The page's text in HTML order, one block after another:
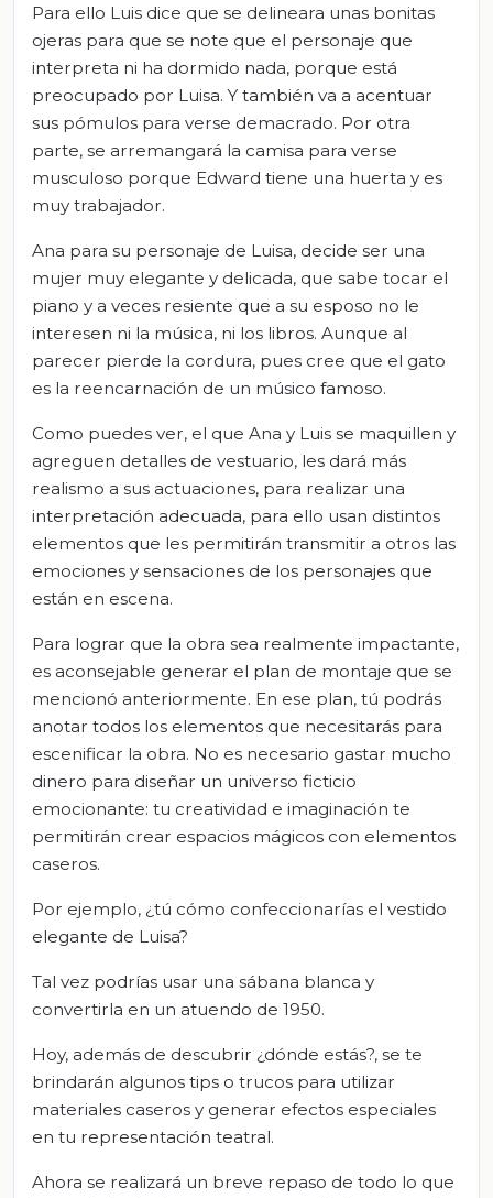
Para ello Luis dice que se delineara unas bonitas
ojeras para que se note que el personaje que
interpreta ni ha dormido nada, porque está
preocupado por Luisa. Y también va a acentuar
sus pómulos para verse demacrado. Por otra
parte, se arremangará la camisa para verse
musculoso porque Edward tiene una huerta y es
muy trabajador.
Ana para su personaje de Luisa, decide ser una
mujer muy elegante y delicada, que sabe tocar el
piano y a veces resiente que a su esposo no le
interesen ni la música, ni los libros. Aunque al
parecer pierde la cordura, pues cree que el gato
es la reencarnación de un músico famoso.
Como puedes ver, el que Ana y Luis se maquillen y
agreguen detalles de vestuario, les dará más
realismo a sus actuaciones, para realizar una
interpretación adecuada, para ello usan distintos
elementos que les permitirán transmitir a otros las
emociones y sensaciones de los personajes que
están en escena.
Para lograr que la obra sea realmente impactante,
es aconsejable generar el plan de montaje que se
mencionó anteriormente. En ese plan, tú podrás
anotar todos los elementos que necesitarás para
escenificar la obra. No es necesario gastar mucho
dinero para diseñar un universo ficticio
emocionante: tu creatividad e imaginación te
permitirán crear espacios mágicos con elementos
caseros.
Por ejemplo, ¿tú cómo confeccionarías el vestido
elegante de Luisa?
Tal vez podrías usar una sábana blanca y
convertirla en un atuendo de 1950.
Hoy, además de descubrir ¿dónde estás?, se te
brindarán algunos tips o trucos para utilizar
materiales caseros y generar efectos especiales
en tu representación teatral.
Ahora se realizará un breve repaso de todo lo que